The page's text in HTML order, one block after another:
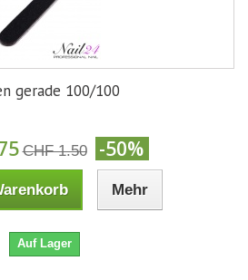
gerade 100/100
CHF 1.50 -50%
Mehr
Auf Lager